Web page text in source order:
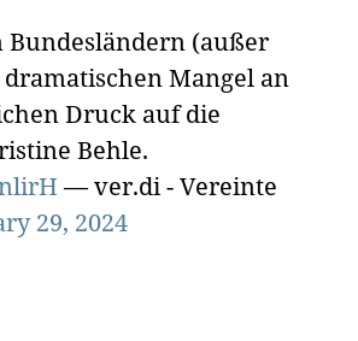
Bundesländern (außer
Mangel an
Druck auf die
Behle.
— ver.di - Vereinte
29, 2024